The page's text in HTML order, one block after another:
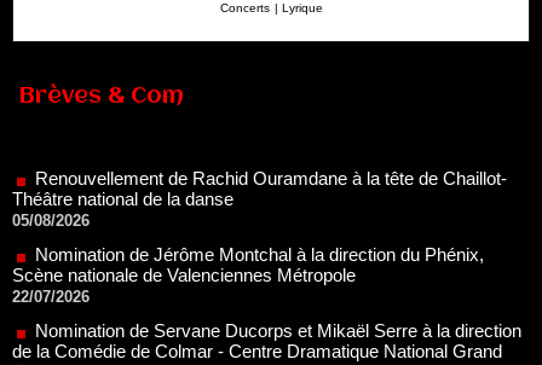
Concerts | Lyrique
Brèves & Com
Nomination de Jérôme Montchal à la direction du Phénix,
Scène nationale de Valenciennes Métropole
Nomination de Servane Ducorps et Mikaël Serre à la direction
de la Comédie de Colmar - Centre Dramatique National Grand
07/07/2026